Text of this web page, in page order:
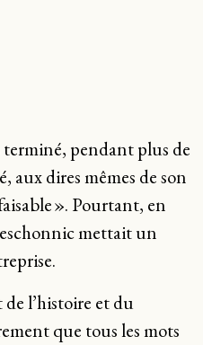
pendant plus de
aux dires mêmes de son
». Pourtant, en
mettait un
l’histoire et du
que tous les mots